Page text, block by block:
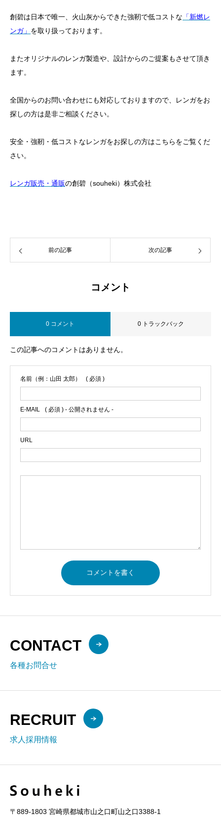
創碧は日本で唯一、火山灰からできた強靭で低コストな 「新燃レ
ンガ」 を取り扱っております。
またオリジナルのレンガ製造や、設計からのご提案もさせて頂き
ます。
全国からのお問い合わせにも対応しておりますので、レンガをお
探しの方は是非ご相談ください。
安全・強靭・低コストなレンガをお探しの方はこちらをご覧くだ
さい。
レンガ販売・通販の創碧（souheki）株式会社
前の記事 次の記事
コメント
0 コメント 0 トラックバック
この記事へのコメントはありません。
名前（例：山田 太郎） ( 必須 )
E-MAIL ( 必須 ) - 公開されません -
URL
CONTACT
各種お問合せ
RECRUIT
求人採用情報
〒889-1803 宮崎県都城市山之口町山之口3388-1